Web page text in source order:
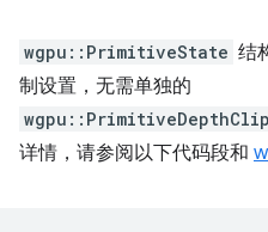
wgpu::PrimitiveState 结
制设置，无需单独的
详情，请参阅以下代码段和